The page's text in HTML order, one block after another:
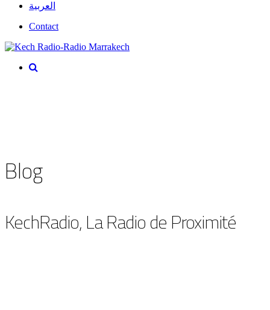
العربية
Contact
Blog
KechRadio, La Radio de Proximité